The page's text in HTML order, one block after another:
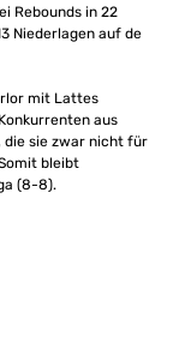
Rebounds in 22
Niederlagen auf de
mit Lattes
aus
die sie zwar nicht für
bleibt
(8-8).